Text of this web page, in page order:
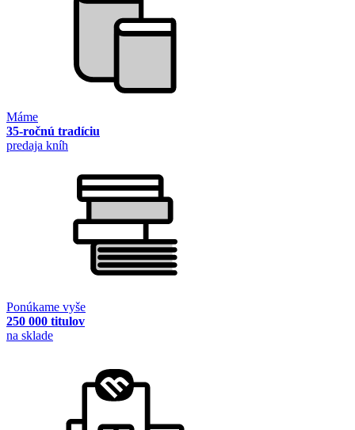
Máme
35-ročnú tradíciu
predaja kníh
Ponúkame vyše
250 000 titulov
na sklade